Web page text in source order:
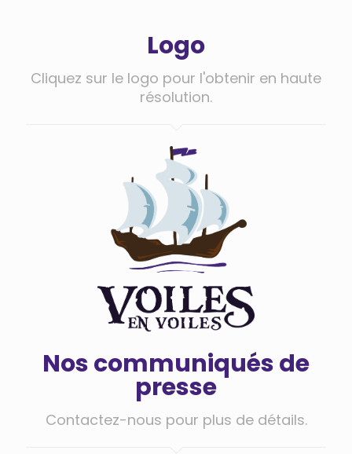
Logo
Cliquez sur le logo pour l'obtenir en haute
résolution.
Nos communiqués de
presse
Contactez-nous pour plus de détails.